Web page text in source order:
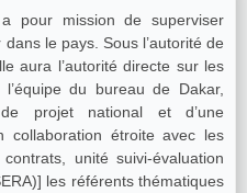
pour mission de superviser
le pays. Sous l’autorité de
aura l’autorité directe sur les
du bureau de Dakar,
projet national et d’une
étroite avec les
unité suivi-évaluation
les référents thématiques